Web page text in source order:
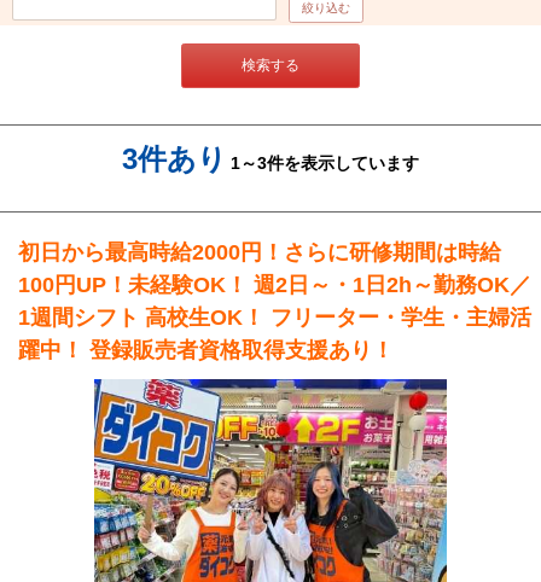
絞り込む
検索する
3件あり 1～3件を表示しています
初日から最高時給2000円！さらに研修期間は時給
100円UP！未経験OK！ 週2日～・1日2h～勤務OK／
1週間シフト 高校生OK！ フリーター・学生・主婦活
躍中！ 登録販売者資格取得支援あり！